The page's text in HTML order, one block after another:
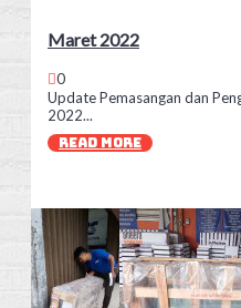
Maret 2022
0
Update Pemasangan dan
2022...
READ MORE